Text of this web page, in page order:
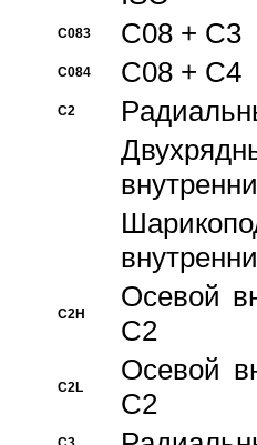
C083 C08 + C3
C084 C08 + C4
C2
C2H
Осевой
C2
C2L
Осевой
C2